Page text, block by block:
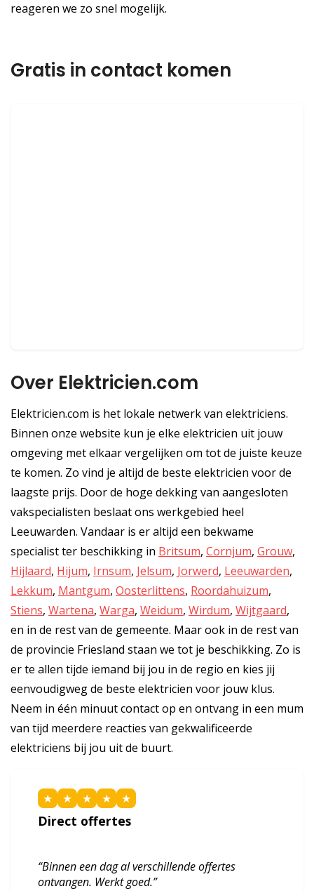
reageren we zo snel mogelijk.
Gratis in contact komen
Over Elektricien.com
Elektricien.com is het lokale netwerk van elektriciens.
Binnen onze website kun je elke elektricien uit jouw
omgeving met elkaar vergelijken om tot de juiste keuze
te komen. Zo vind je altijd de beste elektricien voor de
laagste prijs. Door de hoge dekking van aangesloten
vakspecialisten beslaat ons werkgebied heel
Leeuwarden. Vandaar is er altijd een bekwame
specialist ter beschikking in Britsum, Cornjum, Grouw,
Hijlaard, Hijum, Irnsum, Jelsum, Jorwerd, Leeuwarden,
Lekkum, Mantgum, Oosterlittens, Roordahuizum,
Stiens, Wartena, Warga, Weidum, Wirdum, Wijtgaard,
en in de rest van de gemeente. Maar ook in de rest van
de provincie Friesland staan we tot je beschikking. Zo is
er te allen tijde iemand bij jou in de regio en kies jij
eenvoudigweg de beste elektricien voor jouw klus.
Neem in één minuut contact op en ontvang in een mum
van tijd meerdere reacties van gekwalificeerde
elektriciens bij jou uit de buurt.
★ ★ ★ ★ ★
Direct offertes
“Binnen een dag al verschillende offertes
ontvangen. Werkt goed.”